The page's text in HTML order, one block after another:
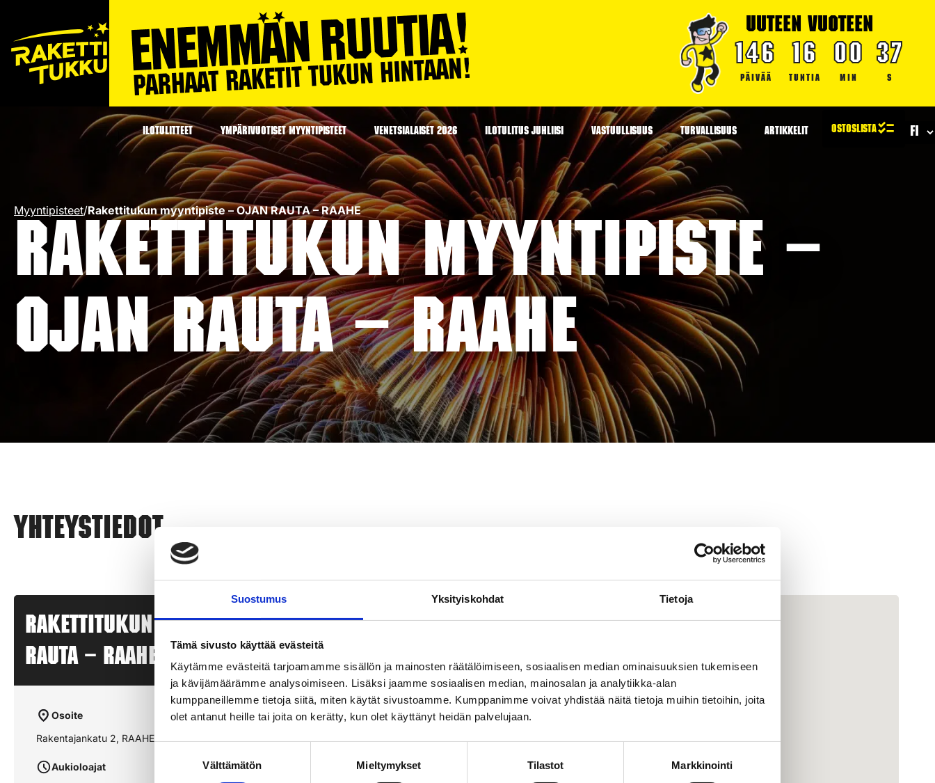
Suostumus Yksityiskohdat Tietoja
Tämä sivusto käyttää evästeitä
Käytämme evästeitä tarjoamamme sisällön ja mainosten räätälöimiseen, sosiaalisen median ominaisuuksien tukemiseen
ja kävijämäärämme analysoimiseen. Lisäksi jaamme sosiaalisen median, mainosalan ja analytiikka-alan
kumppaneillemme tietoja siitä, miten käytät sivustoamme. Kumppanimme voivat yhdistää näitä tietoja muihin tietoihin, joita
olet antanut heille tai joita on kerätty, kun olet käyttänyt heidän palvelujaan.
Välttämätön Mieltymykset Tilastot Markkinointi
UUTEEN VUOTEEN
146
PÄIVÄÄ
16
TUNTIA
00
MIN
36
S
ILOTULITTEET YMPÄRIVUOTISET MYYNTIPISTEET VENETSIALAISET 2026 ILOTULITUS JUHLIISI VASTUULLISUUS TURVALLISUUS ARTIKKELIT
Myyntipisteet/Rakettitukun myyntipiste – OJAN RAUTA – RAAHE
Rakettitukun myyntipiste –
OJAN RAUTA – RAAHE
Yhteystiedot
Rakettitukun myyntipiste – OJAN
RAUTA – RAAHE
Osoite
Rakentajankatu 2, RAAHE
Aukioloajat